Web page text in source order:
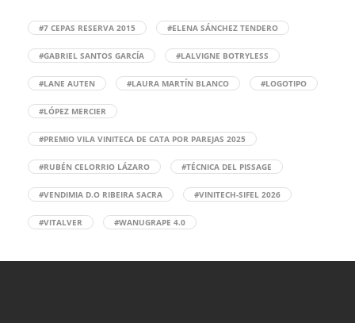
#7 CEPAS RESERVA 2015 #ELENA SÁNCHEZ TENDERO
#GABRIEL SANTOS GARCÍA #LALVIGNE BOTRYLESS
#LANE AUTEN #LAURA MARTÍN BLANCO #LOGOTIPO
#LÓPEZ MERCIER
#PREMIO VILA VINITECA DE CATA POR PAREJAS 2025
#RUBÉN CELORRIO LÁZARO #TÉCNICA DEL PISSAGE
#VENDIMIA D.O RIBEIRA SACRA #VINITECH-SIFEL 2026
#VITALVER #WANUGRAPE 4.0